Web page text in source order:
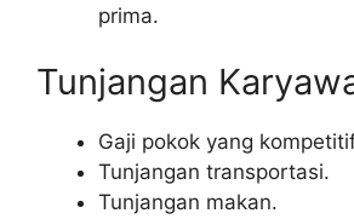
prima.
Tunjangan
Gaji pokok yang
Tunjangan transportasi.
Tunjangan makan.